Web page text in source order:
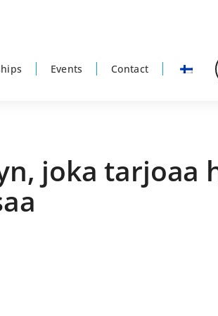
Events Contact
joka tarjoaa